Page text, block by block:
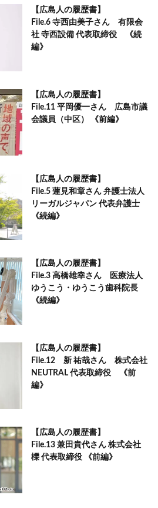
【広島人の履歴書】
File.6 寺西由美子さん 有限会
社 寺西設備 代表取締役 《続
編》
【広島人の履歴書】
File.11 平岡優一さん 広島市議
会議員（中区） 《前編》
【広島人の履歴書】
File.5 蓮見和章さん 弁護士法人
リーガルジャパン 代表弁護士
《続編》
【広島人の履歴書】
File.3 高橋雄幸さん 医療法人
ゆうこう・ゆうこう歯科院長
《続編》
【広島人の履歴書】
File.12 新 祐哉さん 株式会社
NEUTRAL 代表取締役 《前
編》
【広島人の履歴書】
File.13 兼田貴代さん 株式会社
櫟 代表取締役 《前編》